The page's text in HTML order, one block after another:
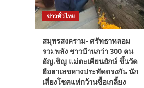
ข่าวทั่วไทย
สมุทรสงคราม- ศรัทธาหลอม
รวมพลัง ชาวบ้านกว่า 300 คน
อัญเชิญ แม่ตะเคียนยักษ์ ขึ้นวัด
ฮือฮาเลขหางประทัดตรงกัน นัก
เสี่ยงโชคแห่กว้านซื้อเกลี้ยง